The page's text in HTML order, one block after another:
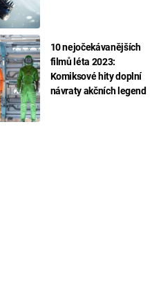
10 nejočekávanějších
filmů léta 2023:
Komiksové hity doplní
návraty akčních legend